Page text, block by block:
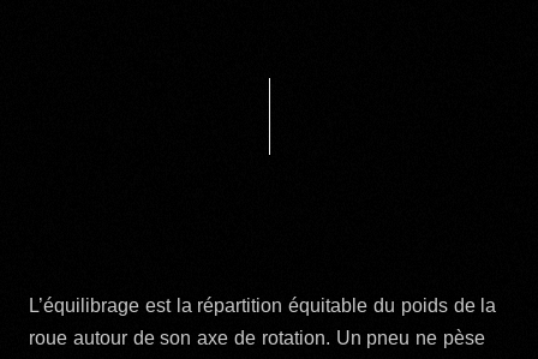
L’équilibrage est la répartition équitable du poids de la
roue autour de son axe de rotation. Un pneu ne pèse